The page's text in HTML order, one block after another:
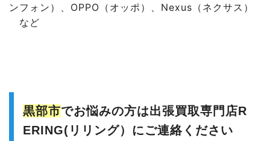
ンフォン）、 OPPO（オッポ）、 Nexus（ネクサス）
など
黒部市でお悩みの方は出張買取専門店R
ERING(リリング）にご連絡ください